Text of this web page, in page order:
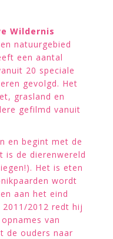
Wildernis
natuurgebied
een aantal
20 speciale
gevolgd. Het
grasland en
gefilmd vanuit
en begint met de
is de dierenwereld
Het is eten
wordt
aan het eind
2012 redt hij
van
de ouders naar